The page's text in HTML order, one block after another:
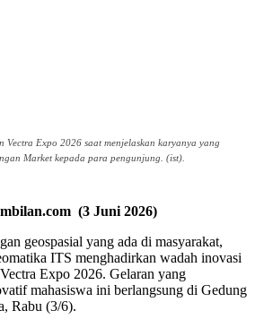
Vectra Expo 2026 saat menjelaskan karyanya yang
Market kepada para pengunjung. (ist).
(3 Juni 2026)
geospasial yang ada di masyarakat,
ITS menghadirkan wadah inovasi
Expo 2026. Gelaran yang
mahasiswa ini berlangsung di Gedung
Rabu (3/6).